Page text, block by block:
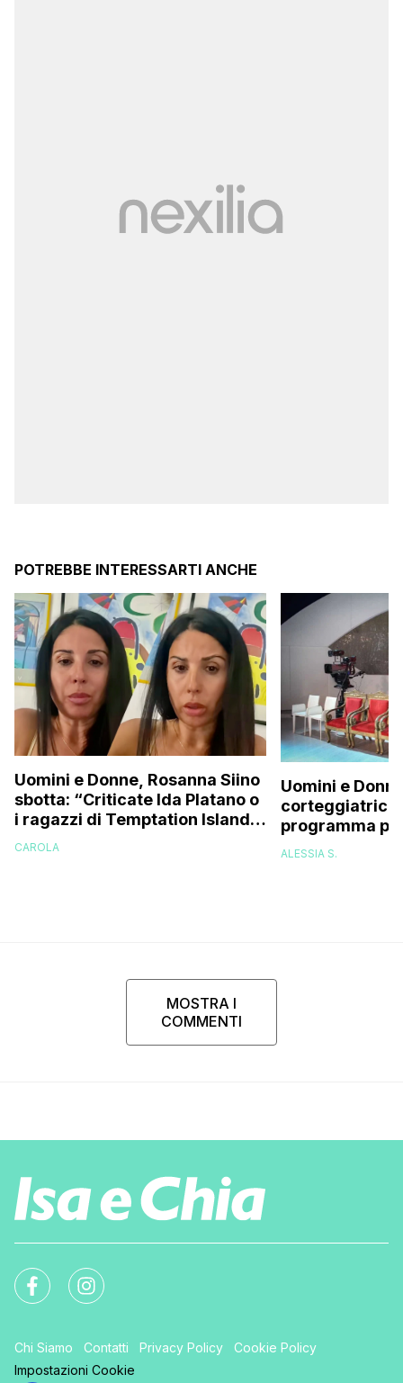
POTREBBE INTERESSARTI ANCHE
Uomini e Donne, Rosanna Siino
sbotta: “Criticate Ida Platano o
i ragazzi di Temptation Island
perché vi rode il cul* che…”
CAROLA
Uomini e
corteggiatrice:
programma
e mi
ALESSIA S.
MOSTRA I
COMMENTI
Chi Siamo Contatti Privacy Policy
Cookie Policy
Impostazioni Cookie